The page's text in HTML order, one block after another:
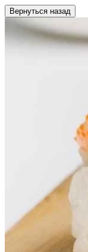
Вернуться назад